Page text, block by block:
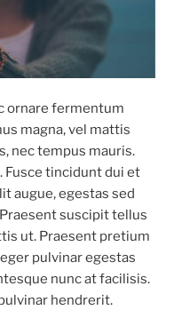
ornare fermentum
magna, vel mattis
nec tempus mauris.
Fusce tincidunt dui et
augue, egestas sed
suscipit tellus
ut. Praesent pretium
pulvinar egestas
nunc at facilisis.
hendrerit.